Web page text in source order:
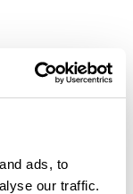
ads, to
our traffic.